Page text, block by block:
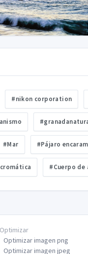
#nikon corporation
#Mar #Pájaro
#Cuerpo de
Optimizar
Optimizar imagen png
Optimizar imagen jpeg